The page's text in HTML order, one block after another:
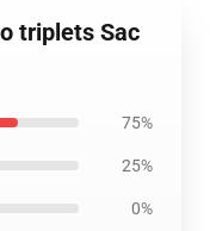
triplets Sac
75%
25%
0%